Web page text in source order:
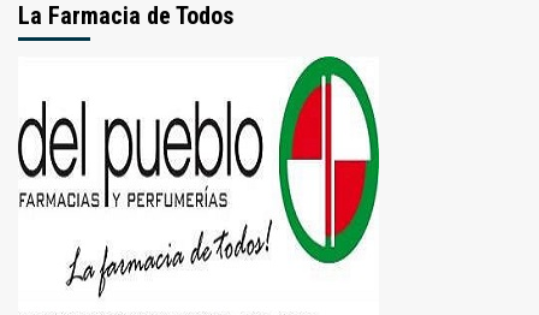
La Farmacia de Todos